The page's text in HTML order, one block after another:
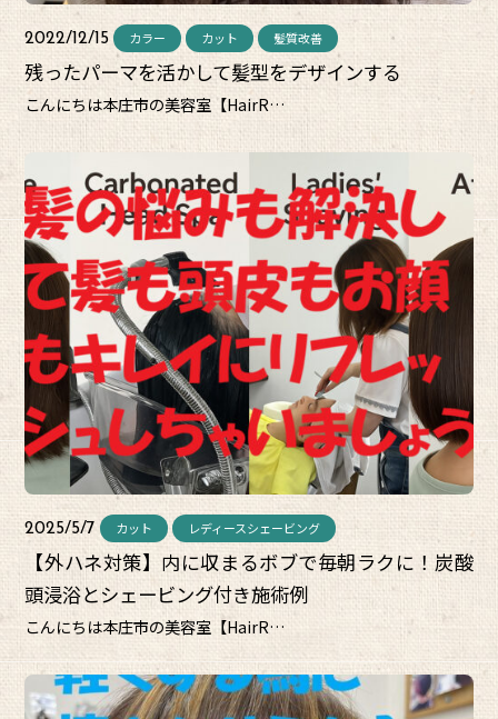
2022/12/15 カラー カット 髪質改善
残ったパーマを活かして髪型をデザインする
こんにちは本庄市の美容室【HairR…
2025/5/7 カット レディースシェービング
【外ハネ対策】内に収まるボブで毎朝ラクに！炭酸
頭浸浴とシェービング付き施術例
こんにちは本庄市の美容室【HairR…